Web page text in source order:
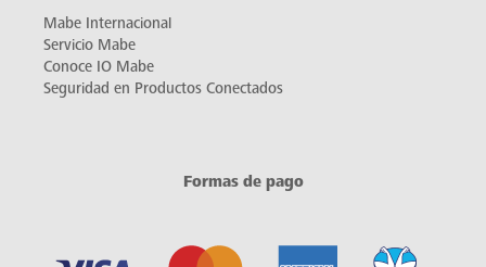
Mabe Internacional
Servicio Mabe
Conoce IO Mabe
Seguridad en Productos Conectados
Formas de pago